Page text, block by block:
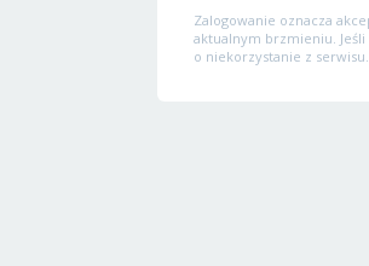
Zalogowanie oznacza
aktualnym brzmieniu.
o niekorzystanie z serwisu.